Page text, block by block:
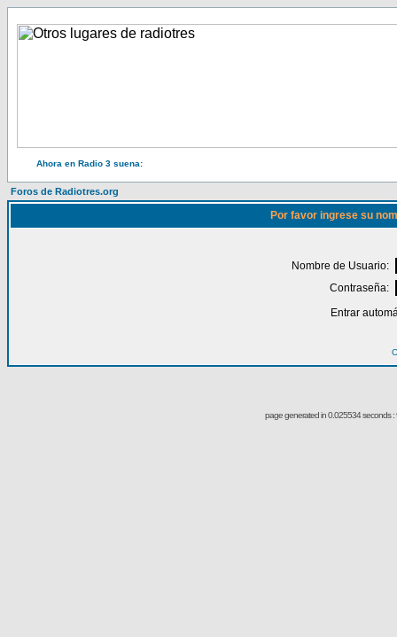
Ahora en Radio 3 suena:
Foros de Radiotres.org
Por favor ingrese su
Nombre de Usuario:
Contraseña:
Entrar
page generated in 0.025534 seconds :